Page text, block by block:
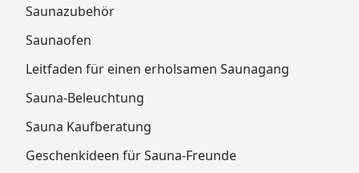
Saunazubehör
Saunaofen
Leitfaden für einen erholsamen Saunagang
Sauna-Beleuchtung
Sauna Kaufberatung
Geschenkideen für Sauna-Freunde